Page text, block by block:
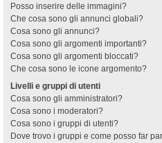
Posso inserire delle immagini?
Che cosa sono gli annunci globali?
Cosa sono gli annunci?
Cosa sono gli argomenti importanti?
Cosa sono gli argomenti bloccati?
Che cosa sono le icone argomento?
Livelli e gruppi di utenti
Cosa sono gli amministratori?
Cosa sono i moderatori?
Cosa sono i gruppi di utenti?
Dove trovo i gruppi e come posso far